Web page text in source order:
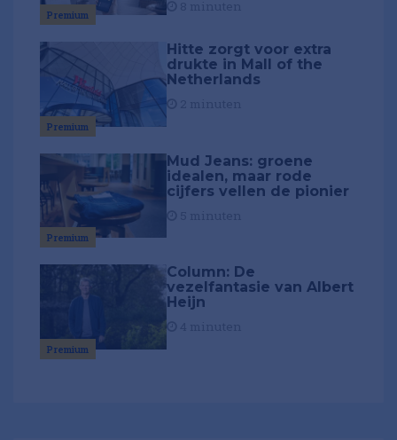
Premium
Premium
Hitte zorgt voor extra
drukte in Mall of the
Netherlands
Premium
Mud Jeans: groene
idealen, maar rode
cijfers vellen de pionier
Premium
Column: De
vezelfantasie van Albert
Heijn